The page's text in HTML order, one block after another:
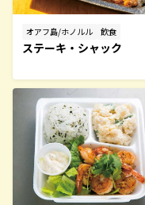
オアフ島/ホノルル 飲食
ステーキ・シャック